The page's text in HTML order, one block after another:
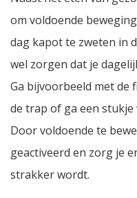
om voldoende
dag kapot te zweten in
wel zorgen dat je
Ga bijvoorbeeld met de
de trap of ga een
Door voldoende te
geactiveerd en zorg je
strakker wordt.